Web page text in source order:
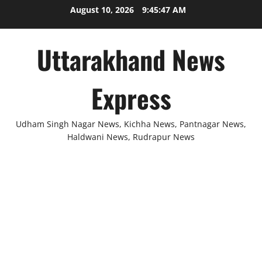
August 10, 2026 9:45:47 AM
Uttarakhand News
Express
Udham Singh Nagar News, Kichha News, Pantnagar News,
Haldwani News, Rudrapur News